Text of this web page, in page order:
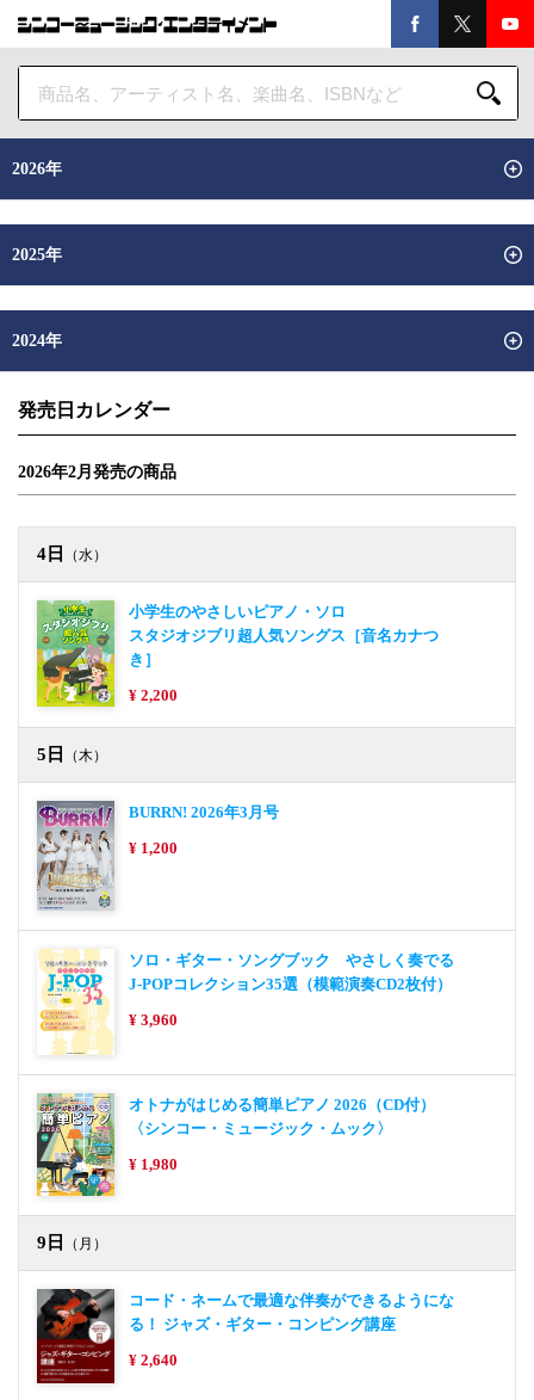
2026年
2025年
2024年
発売日カレンダー
2026年2月 発売の商品
4日 （水）
小学生のやさしいピアノ・ソロ
スタジオジブリ超人気ソングス［音名カナつ
き］
¥ 2,200
5日 （木）
BURRN! 2026年3月号
¥ 1,200
ソロ・ギター・ソングブック やさしく奏でる
J-POPコレクション35選（模範演奏CD2枚付）
¥ 3,960
オトナがはじめる簡単ピアノ 2026（CD付）
〈シンコー・ミュージック・ムック〉
¥ 1,980
9日 （月）
コード・ネームで最適な伴奏ができるようにな
る！ ジャズ・ギター・コンピング講座
¥ 2,640